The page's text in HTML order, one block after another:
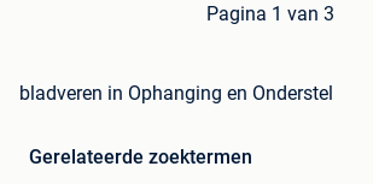
Pagina 1 van 3
bladveren in Ophanging en Onderstel
Gerelateerde zoektermen